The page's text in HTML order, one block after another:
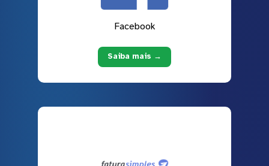
Facebook
Saiba mais →